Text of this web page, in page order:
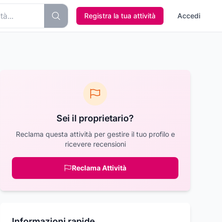
Registra la tua attività Accedi
Sei il proprietario?
Reclama questa attività per gestire il tuo profilo e
ricevere recensioni
Reclama Attività